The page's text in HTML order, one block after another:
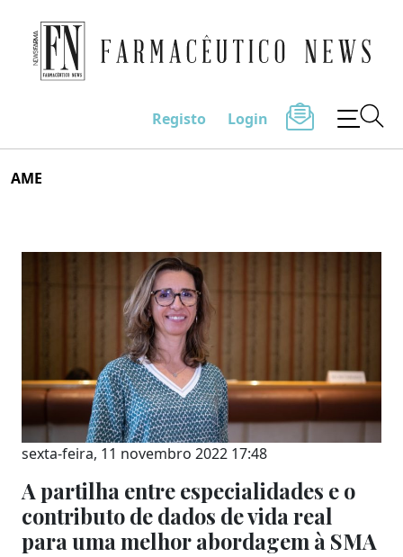
to
Farmacêutico News
Registo Login
AME
sexta-feira, 11 novembro 2022 17:48
A partilha entre especialidades e o
contributo de dados de vida real
para uma melhor abordagem à SMA